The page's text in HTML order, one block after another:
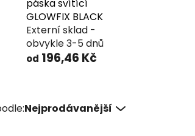
páska svítící
GLOWFIX BLACK
Externí sklad -
obvykle 3-5 dnů
od 196,46 Kč
Nejprodávanější